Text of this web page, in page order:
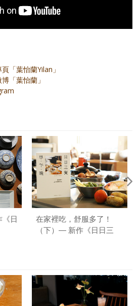
「葉怡蘭Yilan」
「葉怡蘭」
日
在家裡吃，舒服多了！
（下）— 新作《日日三